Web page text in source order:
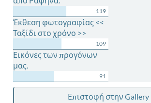
119
Έκθεση φωτογραφίας <<
Ταξίδι στο χρόνο >>
109
Εικόνες των προγόνων
μας.
91
Επιστοφή στην Gallery